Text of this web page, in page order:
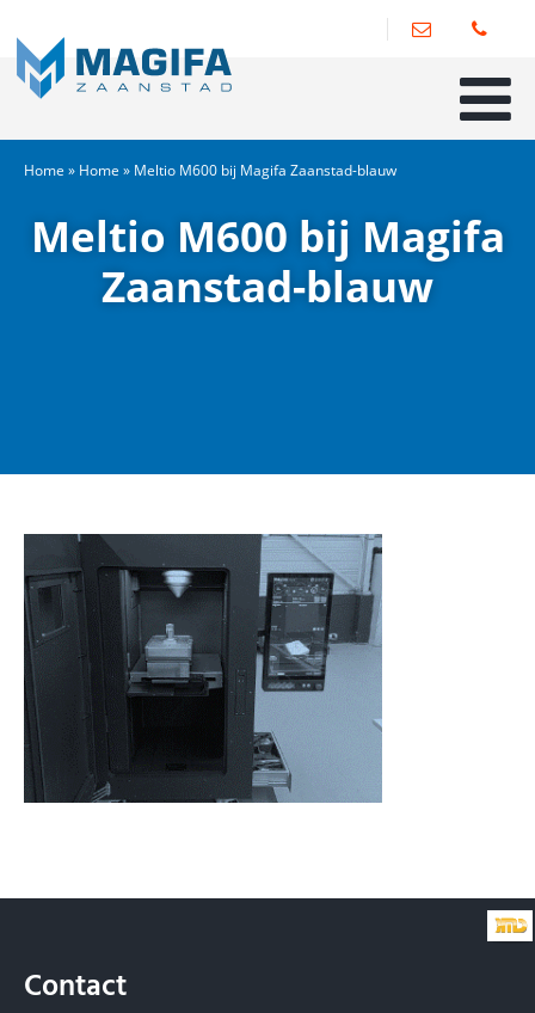
Home » Home » Meltio M600 bij Magifa Zaanstad-blauw
Meltio M600 bij Magifa
Zaanstad-blauw
Contact